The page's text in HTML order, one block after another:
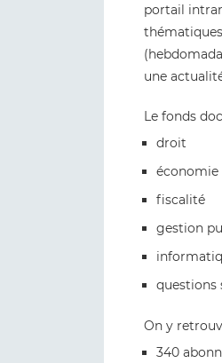
portail
une
Le fonds
droit
économie
fiscalité
gestion
questions
On y
340